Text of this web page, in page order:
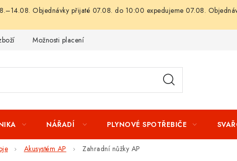
Objednávky přijaté 07.08. do 10:00 expedujeme 07.08.
Možnosti placení
NÁŘADÍ PLYNOVÉ SPOTŘEBIČE
Akusystém AP Zahradní nůžky AP